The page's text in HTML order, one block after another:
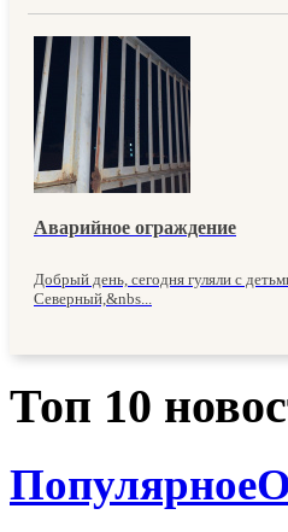
Аварийное ограждение
Добрый день, сегодня гуляли с
Северный,&nbs...
Топ 10
Популярное